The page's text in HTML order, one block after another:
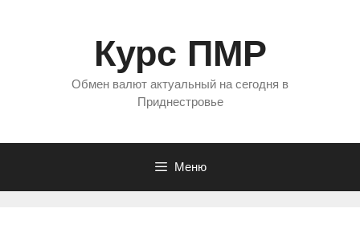
Курс ПМР
Обмен валют актуальный на сегодня в
Приднестровье
Меню